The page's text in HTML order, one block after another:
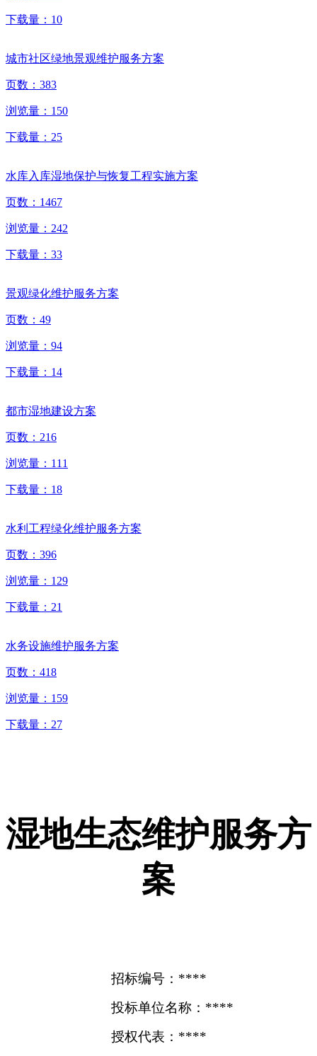
下载量： 10
城市社区绿地景观维护服务方案
页数： 383
浏览量： 150
下载量： 25
水库入库湿地保护与恢复工程实施方案
页数： 1467
浏览量： 242
下载量： 33
景观绿化维护服务方案
页数： 49
浏览量： 94
下载量： 14
都市湿地建设方案
页数： 216
浏览量： 111
下载量： 18
水利工程绿化维护服务方案
页数： 396
浏览量： 129
下载量： 21
水务设施维护服务方案
页数： 418
浏览量： 159
下载量： 27
湿地生态维护服务方
案
招标编号：****
投标单位名称：****
授权代表：****